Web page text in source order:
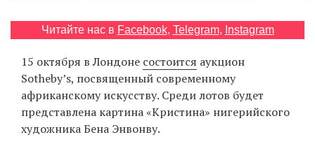
Читайте нас в Facebook, Telegram, Instagram
15 октября в Лондоне состоится аукцион
Sotheby’s, посвященный современному
африканскому искусству. Среди лотов будет
представлена картина «Кристина» нигерийского
художника Бена Энвонву.